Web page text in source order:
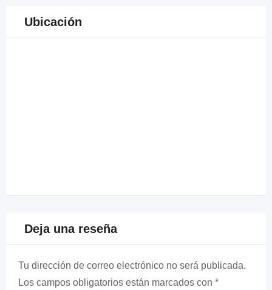
Ubicación
Deja una reseña
Tu dirección de correo electrónico no será publicada.
Los campos obligatorios están marcados con *